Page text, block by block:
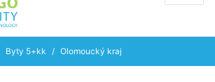
Byty 5+kk Olomoucký kraj